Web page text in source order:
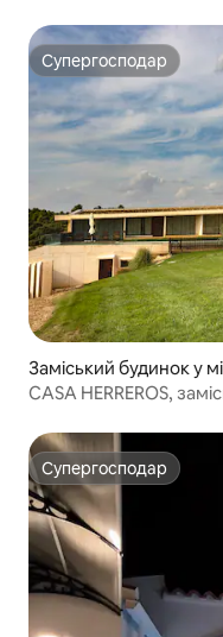
Супергосподар
Супергосподар
Заміський будинок у
CASA HERREROS,
Супергосподар
Супергосподар